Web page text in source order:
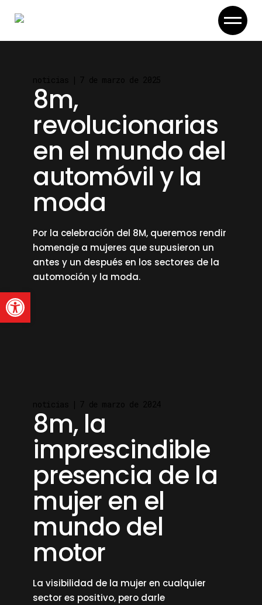
8m,
revolucionarias
en el mundo del
automóvil y la
moda
Por la celebración del 8M, queremos rendir
homenaje a mujeres que supusieron un
antes y un después en los sectores de la
automoción y la moda.
8m, la
imprescindible
presencia de la
mujer en el
mundo del
motor
La visibilidad de la mujer en cualquier
sector es positivo, pero darle
Abrir barra de